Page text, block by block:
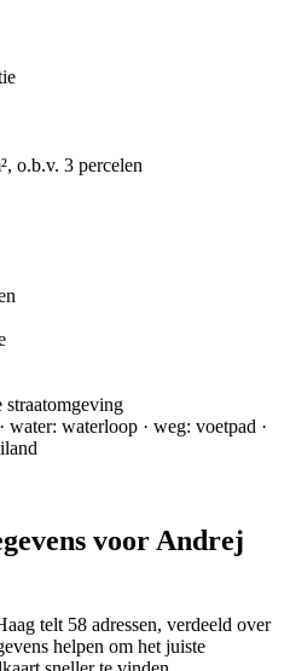
o.b.v. 3 percelen
straatomgeving
water: waterloop · weg: voetpad ·
voor Andrej
telt 58 adressen, verdeeld over
helpen om het juiste